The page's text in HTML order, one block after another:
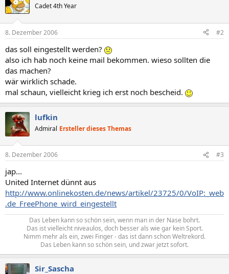
Cadet 4th Year
8. Dezember 2006 #2
das soll eingestellt werden?
also ich hab noch keine mail bekommen. wieso sollten die
das machen?
wär wirklich schade.
mal schaun, vielleicht krieg ich erst noch bescheid.
lufkin
Admiral Ersteller dieses Themas
8. Dezember 2006 #3
jap...
United Internet dünnt aus
http://www.onlinekosten.de/news/artikel/23725/0/VoIP:_web
.de_FreePhone_wird_eingestellt
Das Leben kann so schön sein, wenn man in der Nase bohrt.
Das ist vielleicht niveaulos, doch besser als wie gar kein Sport.
Nimm mehr als ein, zwei Finger - das ist dann schon Weltrekord.
Das Leben kann so schön sein, und zwar jetzt sofort.​
Sir_Sascha